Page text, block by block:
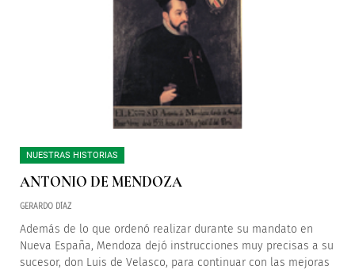
NUESTRAS HISTORIAS
ANTONIO DE MENDOZA
GERARDO DÍAZ
Además de lo que ordenó realizar durante su mandato en
Nueva España, Mendoza dejó instrucciones muy precisas a su
sucesor, don Luis de Velasco, para continuar con las mejoras